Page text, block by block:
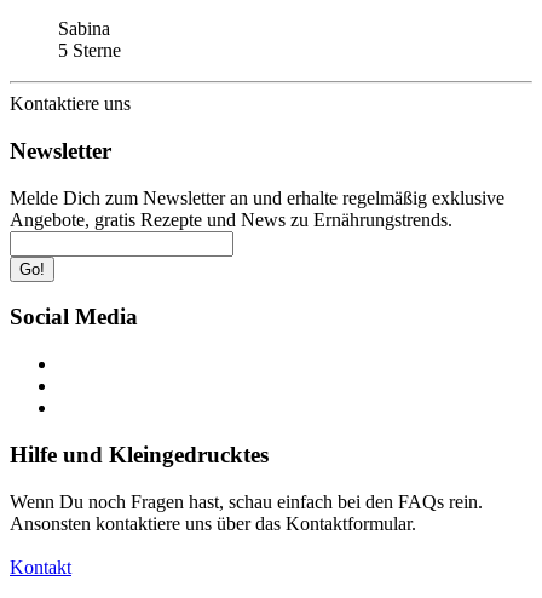
Sabina
5 Sterne
Kontaktiere uns
Newsletter
Melde Dich zum Newsletter an und erhalte regelmäßig exklusive
Angebote, gratis Rezepte und News zu Ernährungstrends.
Go!
Social Media
Hilfe und Kleingedrucktes
Wenn Du noch Fragen hast, schau einfach bei den FAQs rein.
Ansonsten kontaktiere uns über das Kontaktformular.
Kontakt